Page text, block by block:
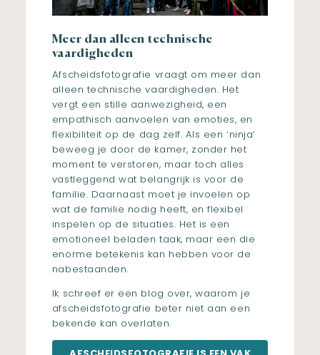
Meer dan alleen technische
vaardigheden
Afscheidsfotografie vraagt om meer dan
alleen technische vaardigheden. Het
vergt een stille aanwezigheid, een
empathisch aanvoelen van emoties, en
flexibiliteit op de dag zelf. Als een ‘ninja’
beweeg je door de kamer, zonder het
moment te verstoren, maar toch alles
vastleggend wat belangrijk is voor de
familie. Daarnaast moet je invoelen op
wat de familie nodig heeft, en flexibel
inspelen op de situaties. Het is een
emotioneel beladen taak, maar een die
enorme betekenis kan hebben voor de
nabestaanden.
Ik schreef er een blog over, waarom je
afscheidsfotografie beter niet aan een
bekende kan overlaten.